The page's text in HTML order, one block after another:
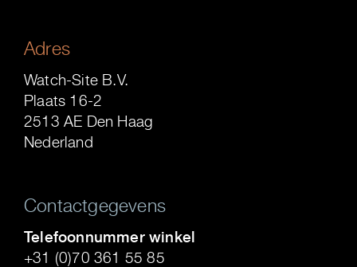
Adres
Watch-Site B.V.
Plaats 16-2
2513 AE Den Haag
Nederland
Contactgegevens
Telefoonnummer winkel
+31 (0)70 361 55 85